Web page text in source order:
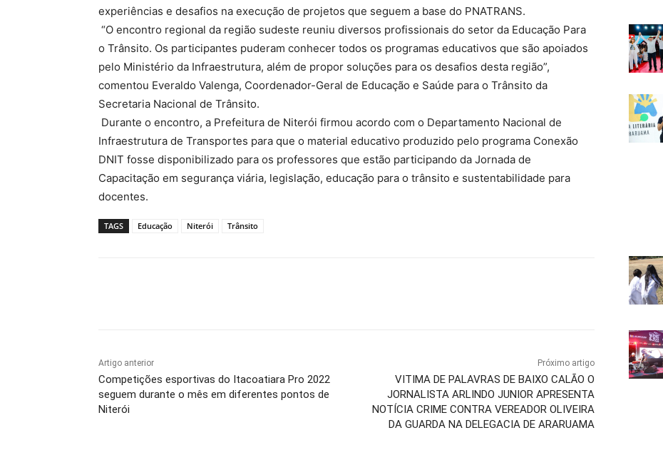
experiências e desafios na execução de projetos que seguem a base do PNATRANS.
“O encontro regional da região sudeste reuniu diversos profissionais do setor da Educação Para
o Trânsito. Os participantes puderam conhecer todos os programas educativos que são apoiados
pelo Ministério da Infraestrutura, além de propor soluções para os desafios desta região”,
comentou Everaldo Valenga, Coordenador-Geral de Educação e Saúde para o Trânsito da
Secretaria Nacional de Trânsito.
Durante o encontro, a Prefeitura de Niterói firmou acordo com o Departamento Nacional de
Infraestrutura de Transportes para que o material educativo produzido pelo programa Conexão
DNIT fosse disponibilizado para os professores que estão participando da Jornada de
Capacitação em segurança viária, legislação, educação para o trânsito e sustentabilidade para
docentes.
TAGS Educação Niterói Trânsito
Artigo anterior
Competições esportivas do Itacoatiara Pro 2022
seguem durante o mês em diferentes pontos de
Niterói
Próximo artigo
VITIMA DE PALAVRAS DE BAIXO CALÃO O
JORNALISTA ARLINDO JUNIOR APRESENTA
NOTÍCIA CRIME CONTRA VEREADOR OLIVEIRA
DA GUARDA NA DELEGACIA DE ARARUAMA